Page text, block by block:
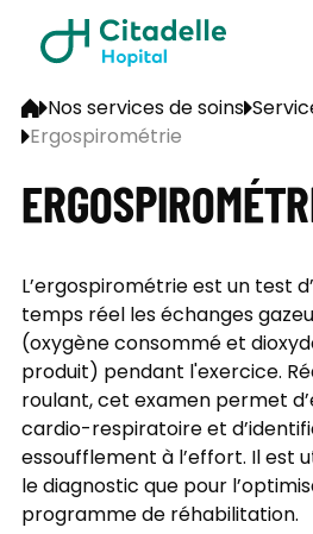
Nos services de soins
Ergospirométrie
L’ergospirométrie est un test
temps réel les échanges
(oxygène consommé et
produit) pendant l'exercice.
roulant, cet examen permet
cardio-respiratoire et
essoufflement à l’effort. Il est
le diagnostic que pour
programme de réhabilitation.